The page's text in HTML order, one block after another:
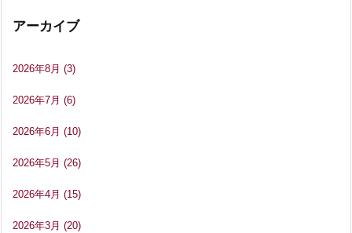
アーカイブ
2026年8月 (3)
2026年7月 (6)
2026年6月 (10)
2026年5月 (26)
2026年4月 (15)
2026年3月 (20)